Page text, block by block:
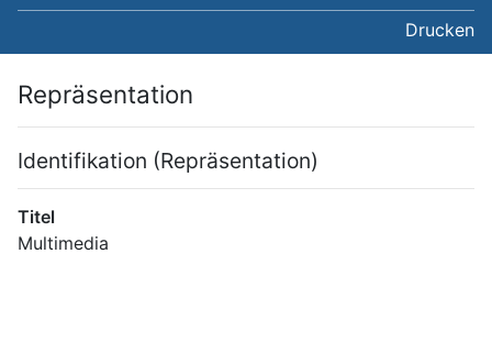
Drucken
Repräsentation
Identifikation (Repräsentation)
Titel
Multimedia